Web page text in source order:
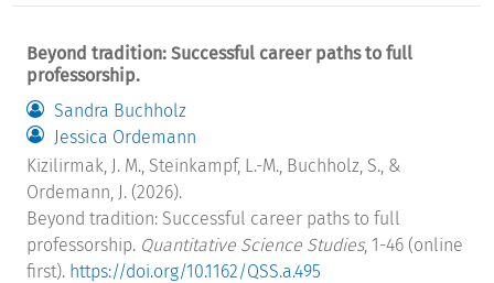
Beyond tradition: Successful career paths to full
professorship.
Sandra Buchholz
Jessica Ordemann
Kizilirmak, J. M., Steinkampf, L.-M., Buchholz, S., &
Ordemann, J. (2026).
Beyond tradition: Successful career paths to full
professorship. Quantitative Science Studies, 1-46 (online
first). https://doi.org/10.1162/QSS.a.495